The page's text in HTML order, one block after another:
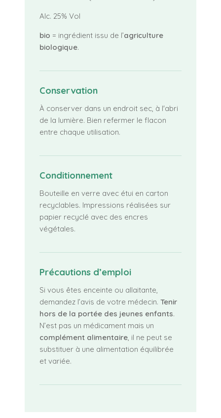
Alc. 25% Vol
bio = ingrédient issu de l’agriculture
biologique.
Conservation
À conserver dans un endroit sec, à l'abri
de la lumière. Bien refermer le flacon
entre chaque utilisation.
Conditionnement
Bouteille en verre avec étui en carton
recyclables. Impressions réalisées sur
papier recyclé avec des encres
végétales.
Précautions d’emploi
Si vous êtes enceinte ou allaitante,
demandez l’avis de votre médecin. Tenir
hors de la portée des jeunes enfants.
N’est pas un médicament mais un
complément alimentaire, il ne peut se
substituer à une alimentation équilibrée
et variée.